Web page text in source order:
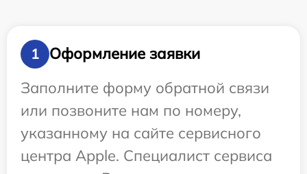
1
Оформление заявки
Заполните форму обратной связи
или позвоните нам по номеру,
указанному на сайте сервисного
центра Apple. Специалист сервиса